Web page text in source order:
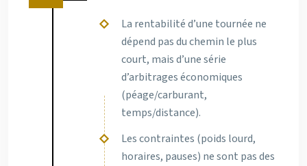
La rentabilité d’une tournée ne
dépend pas du chemin le plus
court, mais d’une série
d’arbitrages économiques
(péage/carburant,
temps/distance).
Les contraintes (poids lourd,
horaires, pauses) ne sont pas des